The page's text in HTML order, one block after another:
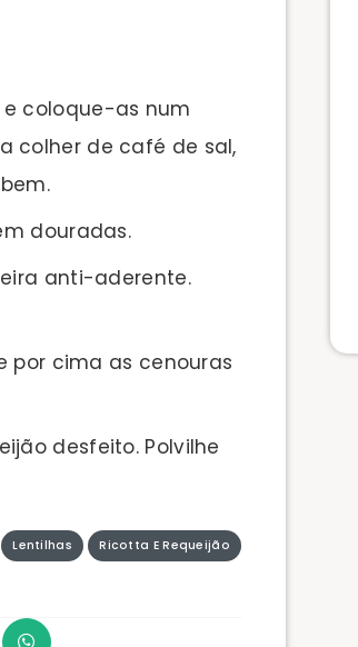
coloque-as num
colher de café de sal,
douradas.
anti-aderente.
por cima as cenouras
desfeito. Polvilhe
Lentilhas Ricotta E Requeijão